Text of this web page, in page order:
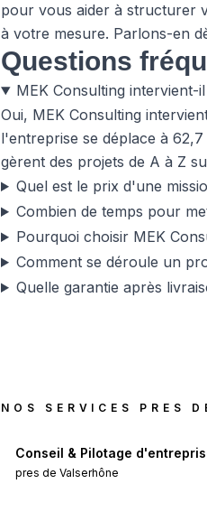
pour vous aider à structurer
à votre mesure. Parlons-en
Questions
MEK Consulting intervient-
Oui, MEK Consulting
l'entreprise se déplace à
gèrent des projets de A à Z
Quel est le prix d'une
Combien de temps pour
Pourquoi choisir MEK
Comment se déroule un
Quelle garantie après
NOS SERVICES PRES
Conseil & Pilotage
pres de Valserhône